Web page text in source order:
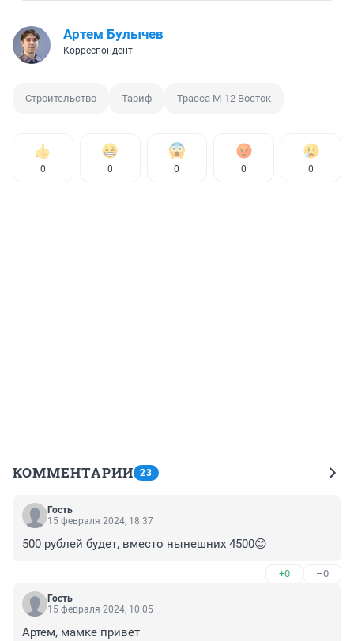
Артем Булычев
Корреспондент
Строительство Тариф Трасса М-12 Восток
0 0 0 0 0
КОММЕНТАРИИ 23
Гость
15 февраля 2024, 18:37
500 рублей будет, вместо нынешних 4500😊
+0 –0
Гость
15 февраля 2024, 10:05
Артем, мамке привет